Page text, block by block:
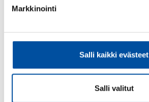
Markkinointi
Salli kaikki evästeet
Salli valitut
Verkkokoulutus
Viimeinen ilmoittautumispäivä
Lisätiedot
tarja.sundqvist@superliitto.fi